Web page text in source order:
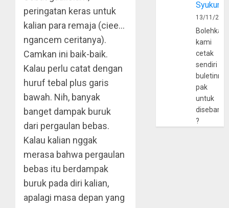
peringatan keras untuk
kalian para remaja (ciee…
ngancem ceritanya).
Camkan ini baik-baik.
Kalau perlu catat dengan
huruf tebal plus garis
bawah. Nih, banyak
banget dampak buruk
dari pergaulan bebas.
Kalau kalian nggak
merasa bahwa pergaulan
bebas itu berdampak
buruk pada diri kalian,
apalagi masa depan yang
Syukur
13/11/
Bolehkah
kami
cetak
sendiri
pak
untuk
?